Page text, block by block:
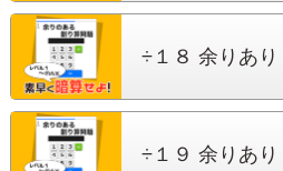
÷１８ 余りあり
÷１９ 余りあり